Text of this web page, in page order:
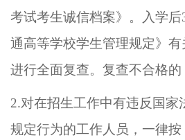
考试考生诚信档案》。入学后
通高等学校学生管理规定》
进行全面复查。复查不合格的
2.对在招生工作中有违反国家
规定行为的工作人员，一律